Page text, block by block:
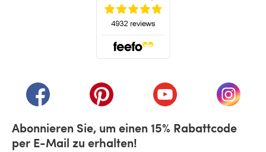
(öffnet sich in einem neuen Tab)
(öffnet sich in einem neuen Tab)
(öffnet sich in einem
(öffnet
Abonnieren Sie, um einen 15% Rabattcode
per E-Mail zu erhalten!